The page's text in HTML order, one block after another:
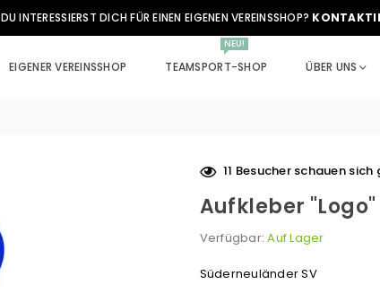
DU INTERESSIERST DICH FÜR EINEN EIGENEN VEREINSSHOP?
EIGENER VEREINSSHOP TEAMSPORT-SHOP
NEU!
ÜBER UNS
11 Besucher schauen
Aufkleber "Logo"
Verfügbar:Auf Lager
Süderneuländer SV